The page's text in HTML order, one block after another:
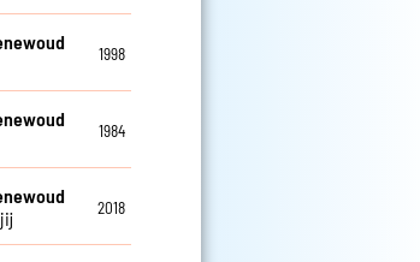
1998
1984
2018